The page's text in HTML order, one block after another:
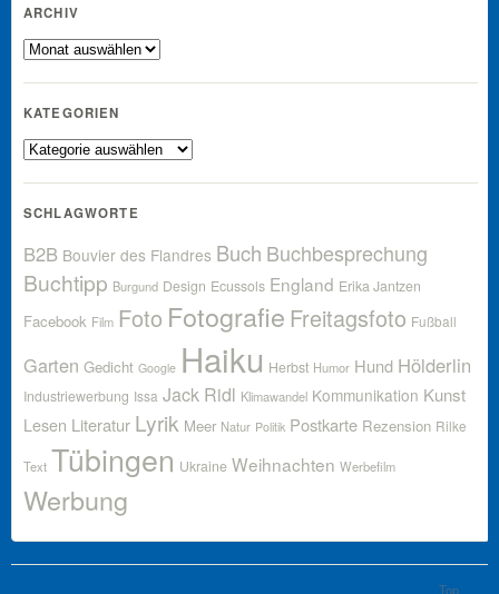
ARCHIV
Archiv
KATEGORIEN
Kategorien
SCHLAGWORTE
B2B Bouvier des Flandres Buch Buchbesprechung
Buchtipp Burgund Design Ecussols England Erika Jantzen
Facebook Film Foto Fotografie Freitagsfoto Fußball
Garten Gedicht Google Haiku Herbst Humor Hund Hölderlin
Industriewerbung Issa Jack Ridl Klimawandel Kommunikation Kunst
Lesen Literatur Lyrik Meer Natur Politik Postkarte Rezension Rilke
Text Tübingen Ukraine Weihnachten Werbefilm
Werbung
Top